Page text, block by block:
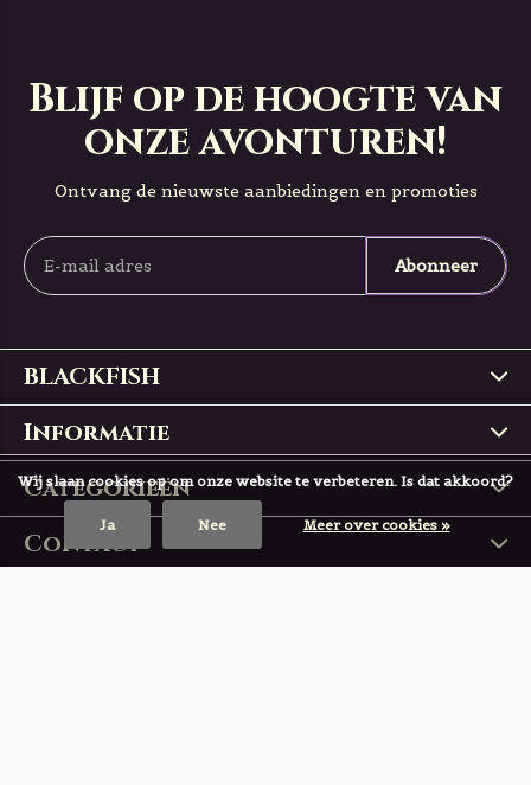
Blijf op de hoogte van
onze avonturen!
Ontvang de nieuwste aanbiedingen en promoties
Abonneer
BLACKFISH
Informatie
Categorieën
Contact
Wij slaan cookies op om onze website te verbeteren. Is dat akkoord?
Ja Nee Meer over cookies »